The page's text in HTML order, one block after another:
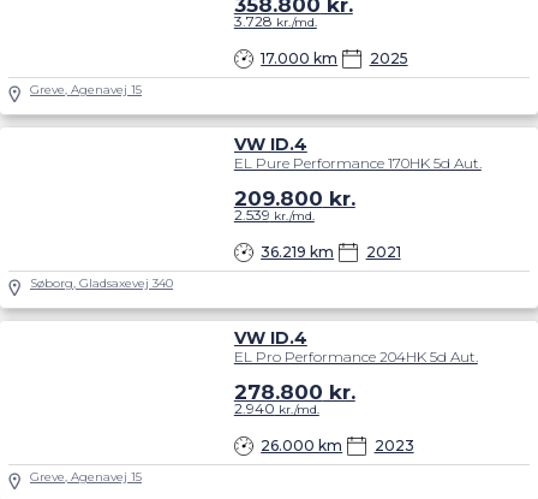
17.000 km 2025
358.800 kr.
3.728 kr./md.
Greve, Agenavej 15
VW ID.4
EL Pure Performance 170HK 5d Aut.
36.219 km 2021
209.800 kr.
2.539 kr./md.
Søborg, Gladsaxevej 340
VW ID.4
EL Pro Performance 204HK 5d Aut.
26.000 km 2023
278.800 kr.
2.940 kr./md.
Greve, Agenavej 15